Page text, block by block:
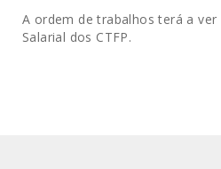
A ordem de trabalhos terá a
Salarial dos CTFP.